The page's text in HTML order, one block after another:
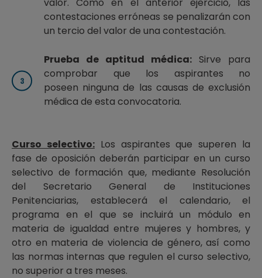
contestaciones erróneas se penalizarán con
un tercio del valor de una contestación.
Prueba de aptitud médica: Sirve para
comprobar que los aspirantes no
poseen ninguna de las causas de exclusión
médica de esta convocatoria.
Curso selectivo:Los aspirantes que superen la
fase de oposición deberán participar en un curso
selectivo de formación que, mediante Resolución
del Secretario General de Instituciones
Penitenciarias, establecerá el calendario, el
programa en el que se incluirá un módulo en
materia de igualdad entre mujeres y hombres, y
otro en materia de violencia de género, así como
las normas internas que regulen el curso selectivo,
no superior a tres meses.